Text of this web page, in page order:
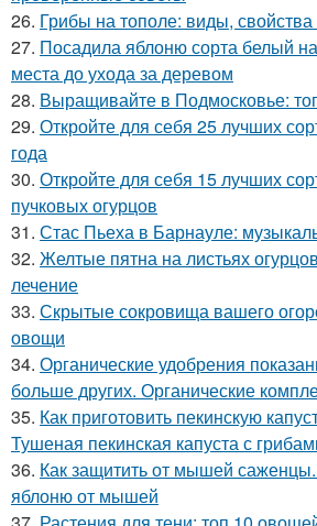
26. Грибы на тополе: виды,
27. Посадила яблоню сорта белый
места до ухода за деревом
28. Выращивайте в Подмосковье:
29. Откройте для себя 25 лучших
года
30. Откройте для себя 15 лучших
пучковых огурцов
31. Стас Пьеха в Барнауле:
32. Желтые пятна на листьях
лечение
33. Скрытые сокровища вашего
овощи
34. Органические удобрения
больше других. Органические
35. Как приготовить пекинскую
Тушеная пекинская капуста с
36. Как защитить от мышей
яблоню от мышей